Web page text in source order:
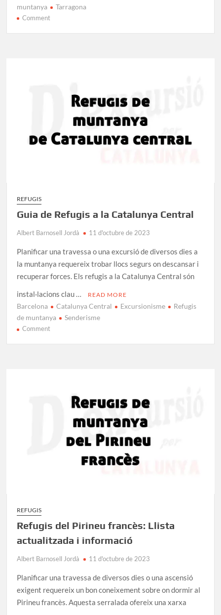
muntanya
Tarragona
Commenton
Montsant
REFUGIS
Guia de Refugis a la Catalunya Central
Albert Barnosell Jordà 11 d'octubre de 2023
Planificar una travessa o una excursió de diversos dies a
la muntanya requereix trobar llocs segurs on descansar i
recuperar forces. Els refugis a la Catalunya Central són
instal·lacions clau …
READ MORE
Barcelona Catalunya Central Excursionisme
Refugis
de muntanya
Senderisme
Commenton
REFUGIS
Refugis del Pirineu francès: Llista
actualitzada i informació
Albert Barnosell Jordà 11 d'octubre de 2023
Planificar una travessa de diversos dies o una ascensió
exigent requereix un bon coneixement sobre on dormir al
Pirineu francès. Aquesta serralada ofereix una xarxa